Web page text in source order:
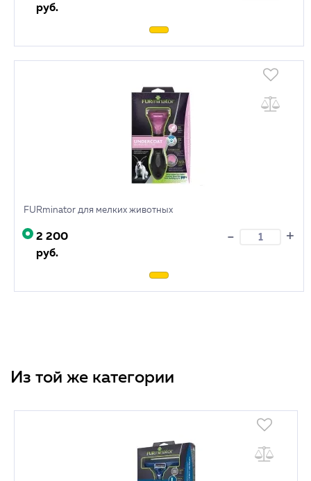
руб.
FURminator для мелких животных
2 200
руб.
- +
Из той же категории